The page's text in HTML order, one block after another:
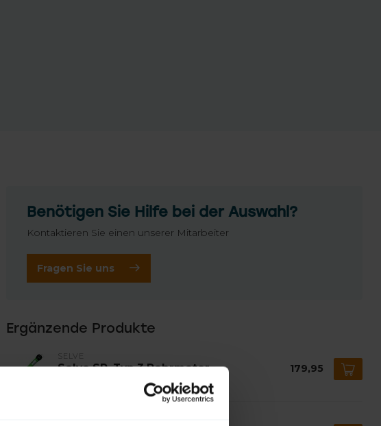
Benötigen Sie Hilfe bei der Auswahl?
Kontaktieren Sie einen unserer Mitarbeiter
Fragen Sie uns
Ergänzende Produkte
SELVE
Selve SP, Typ 3 Rohrmotor 179,95